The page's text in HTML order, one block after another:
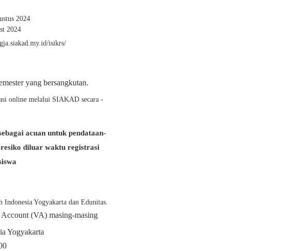
2024
2024
isikrs/
yang bersangkutan.
online melalui SIAKAD secara -
acuan untuk pendataan-
resiko diluar waktu registrasi
Yogyakarta dan Edunitas.
(VA) masing-masing
Yogyakarta